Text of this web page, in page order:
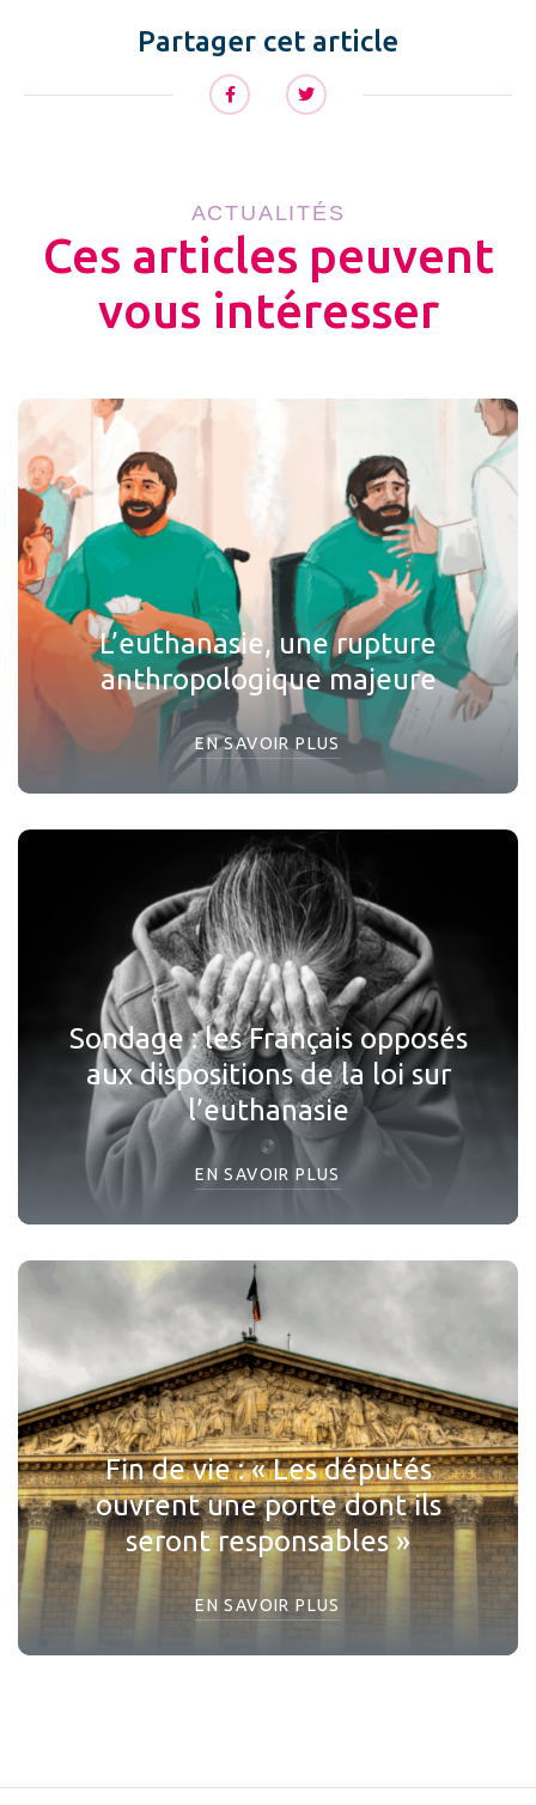
Partager cet article
ACTUALITÉS
Ces articles peuvent
vous intéresser
L’euthanasie, une rupture
anthropologique majeure
EN SAVOIR PLUS
Sondage : les Français opposés
aux dispositions de la loi sur
l’euthanasie
EN SAVOIR PLUS
Fin de vie : « Les députés
ouvrent une porte dont ils
seront responsables »
EN SAVOIR PLUS